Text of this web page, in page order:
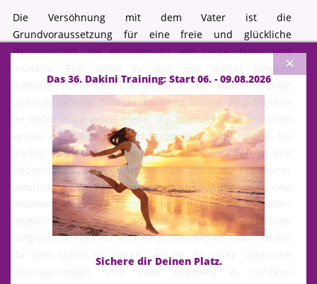
Die Versöhnung mit dem Vater ist die
Grundvoraussetzung für eine freie und glückliche
Partnerschaft, die getragen ist von Liebe, Nähe und
Intimität. Erst wenn du dich von deiner eigenen
Vatergeschichte löst, bist du bereit für eine tragfähige
Liebesbeziehung. Tust du das nicht, bleibst du gebunden
an deine erste große Liebe, die niemals so beantwortet
wurde, wie du es gebraucht oder gewünscht hättest. Du
bleibst verletzt, mit einer großen Selbstunsicherheit und
Bedürftigkeit. Sehr wahrscheinlich gehst du mit deiner
väterlichen Wunde eine Liebesbeziehung ein und
erwartest, dass dein Partner die Schulden deines Vaters
begleicht. Erst wenn du die alten Vatergeschichten
aufgibst, ist Platz für eine neue Geschichte. Dann kannst
du den Mann so sehen, wie er ist, ohne väterliche
×
Das 36. Dakini Training: Start 06. - 09.08.2026
Sichere dir Deinen Platz.